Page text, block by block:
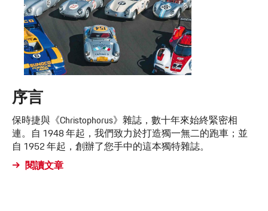
序言
保時捷與《Christophorus》雜誌，數十年來始終緊密相
連。自 1948 年起，我們致力於打造獨一無二的跑車；並
自 1952 年起，創辦了您手中的這本獨特雜誌。
閱讀文章